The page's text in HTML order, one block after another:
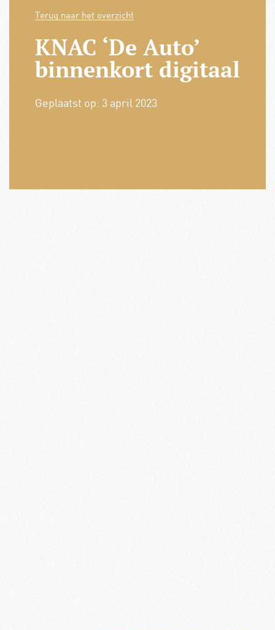
Terug naar het overzicht
KNAC ‘De Auto’
binnenkort digitaal
Geplaatst op: 3 april 2023